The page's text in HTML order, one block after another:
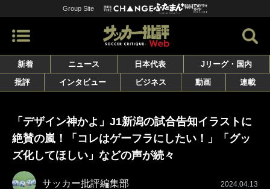
Group Site
新着 ニュース 日本代表
Jリーグ・国内
批評
インタビュー ビジネス 動画 連載
「デザイン神かよ」J1新潟の試合告知イラストに
絶賛の嵐！「コレはゲーフラにしたい！」「グッ
ズ化してほしい」などの声が続々
サッカー批評編集部 2024.04.13